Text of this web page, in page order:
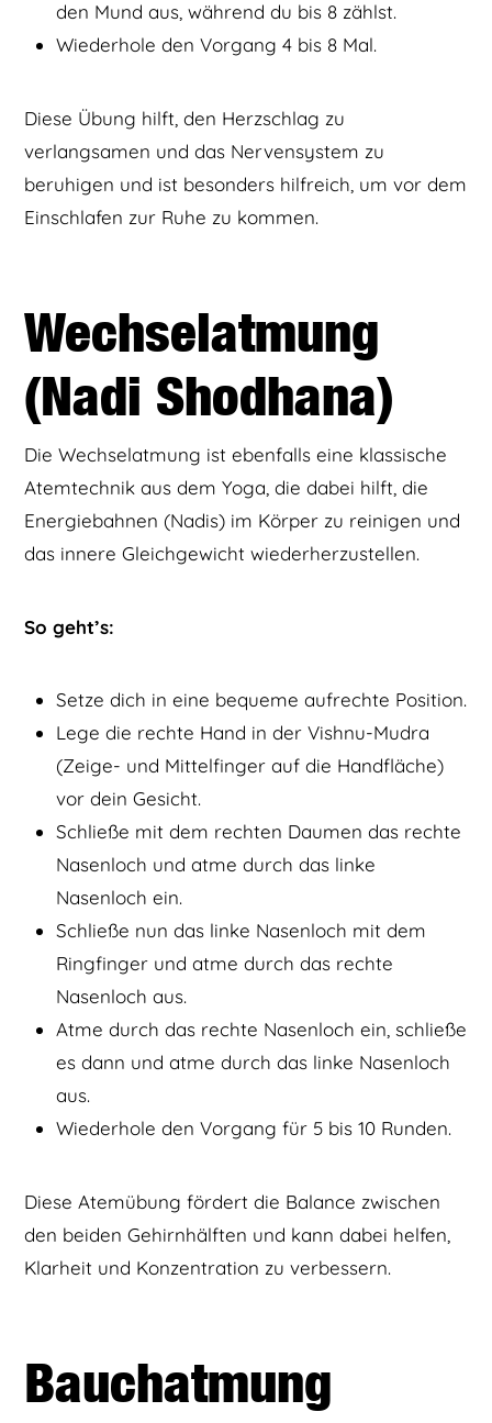
den Mund aus, während du bis 8 zählst.
Wiederhole den Vorgang 4 bis 8 Mal.
Diese Übung hilft, den Herzschlag zu
verlangsamen und das Nervensystem zu
beruhigen und ist besonders hilfreich, um vor dem
Einschlafen zur Ruhe zu kommen.
Wechselatmung
(Nadi Shodhana)
Die Wechselatmung ist ebenfalls eine klassische
Atemtechnik aus dem Yoga, die dabei hilft, die
Energiebahnen (Nadis) im Körper zu reinigen und
das innere Gleichgewicht wiederherzustellen.
So geht’s:
Setze dich in eine bequeme aufrechte Position.
Lege die rechte Hand in der Vishnu-Mudra
(Zeige- und Mittelfinger auf die Handfläche)
vor dein Gesicht.
Schließe mit dem rechten Daumen das rechte
Nasenloch und atme durch das linke
Nasenloch ein.
Schließe nun das linke Nasenloch mit dem
Ringfinger und atme durch das rechte
Nasenloch aus.
Atme durch das rechte Nasenloch ein, schließe
es dann und atme durch das linke Nasenloch
aus.
Wiederhole den Vorgang für 5 bis 10 Runden.
Diese Atemübung fördert die Balance zwischen
den beiden Gehirnhälften und kann dabei helfen,
Klarheit und Konzentration zu verbessern.
Bauchatmung